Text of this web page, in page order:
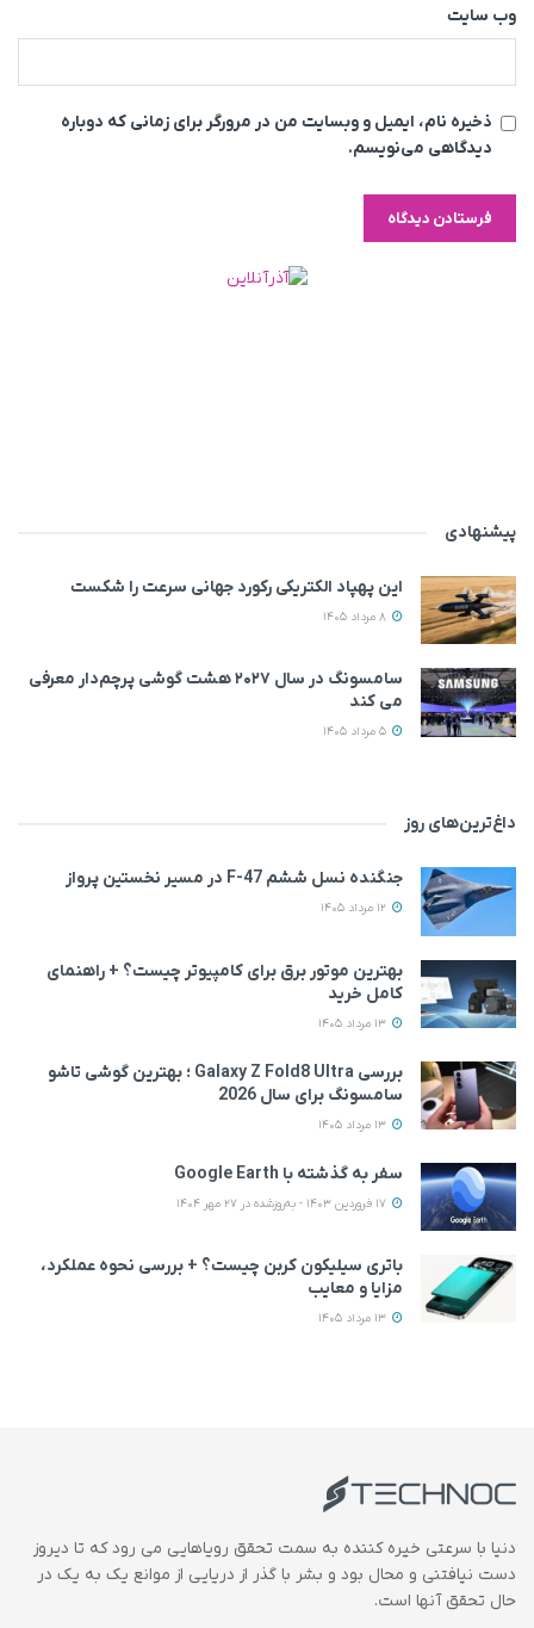
وب‌ سایت
ذخیره نام، ایمیل و وبسایت من در مرورگر برای زمانی که دوباره
دیدگاهی می‌نویسم.
پیشنهادی
این پهپاد الکتریکی رکورد جهانی سرعت را شکست
سامسونگ در سال ۲۰۲۷ هشت گوشی پرچم‌دار معرفی
می‌ کند
داغ‌ترین‌های روز
جنگنده نسل ششم F-47 در مسیر نخستین پرواز
بهترین موتور برق برای کامپیوتر چیست؟ + راهنمای
کامل خرید
بررسی Galaxy Z Fold8 Ultra ؛ بهترین گوشی تاشو
سامسونگ برای سال 2026
سفر به گذشته با Google Earth
باتری سیلیکون کربن چیست؟ + بررسی نحوه عملکرد،
مزایا و معایب
دنیا با سرعتی خیره کننده به سمت تحقق رویاهایی می رود که تا دیروز
دست نیافتنی و محال بود و بشر با گذر از دریایی از موانع یک به یک در
حال تحقق آنها است.